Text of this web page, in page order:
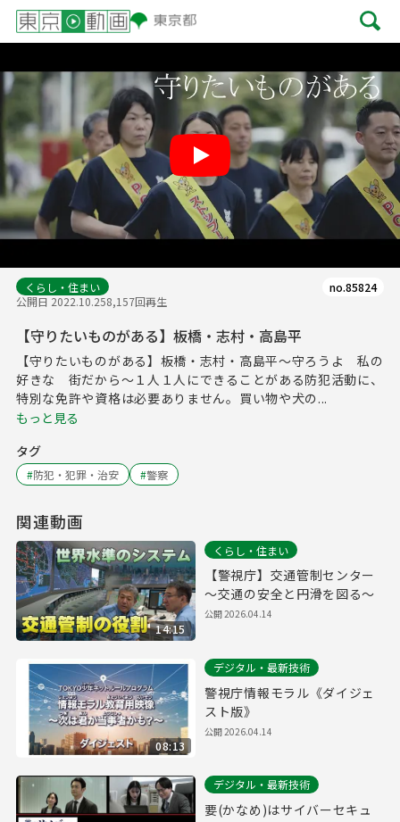
Play
くらし・住まい
公開日 2022.10.258,157回再生
no.85824
【守りたいものがある】板橋・志村・高島平
【守りたいものがある】板橋・志村・高島平～守ろうよ 私の
好きな 街だから～１人１人にできることがある防犯活動に、
特別な免許や資格は必要ありません。買い物や犬の...
もっと見る
タグ
#防犯・犯罪・治安 #警察
関連動画
14:15
くらし・住まい
【警視庁】交通管制センター
～交通の安全と円滑を図る～
公開2026.04.14
08:13
デジタル・最新技術
警視庁情報モラル《ダイジェ
スト版》
公開2026.04.14
デジタル・最新技術
要(かなめ)はサイバーセキュ